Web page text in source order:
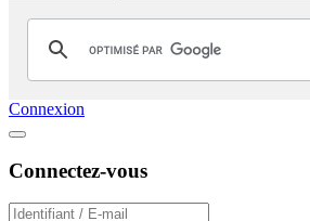
Connexion
Connectez-vous